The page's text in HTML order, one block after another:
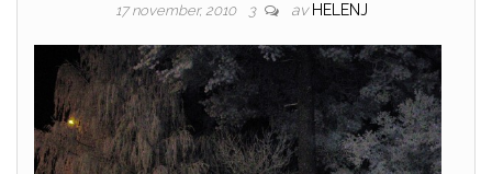
17 november, 2010 3 av HELENJ